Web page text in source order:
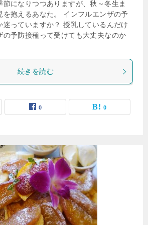
節になりつつありますが、秋～冬生ま
を抱えるあなた。 インフルエンザの予
迷っていますか？ 授乳しているんだけ
の予防接種って受けても大丈夫なのか
続きを読む
0 0